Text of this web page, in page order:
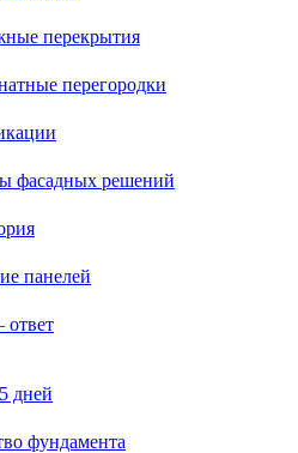
перекрытия
перегородки
фасадных решений
панелей
ответ
дней
фундамента